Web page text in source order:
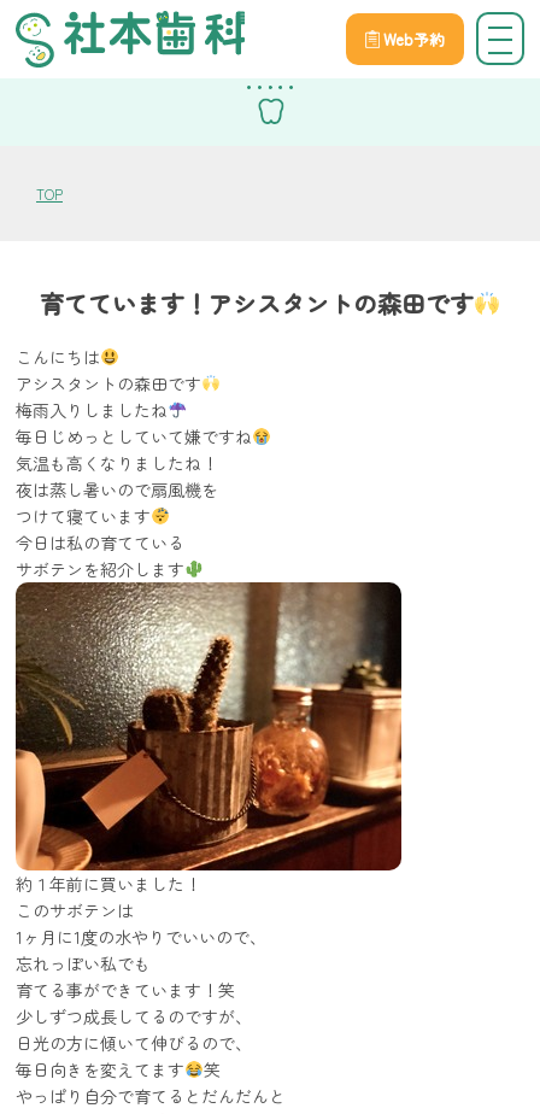
Web予約
スタッフブログ
TOP
育てています！アシスタントの森田です
こんにちは
アシスタントの森田です
梅雨入りしましたね
毎日じめっとしていて嫌ですね
気温も高くなりましたね！
夜は蒸し暑いので扇風機を
つけて寝ています
今日は私の育てている
サボテンを紹介します
約１年前に買いました！
このサボテンは
1ヶ月に1度の水やりでいいので、
忘れっぽい私でも
育てる事ができています！笑
少しずつ成長してるのですが、
日光の方に傾いて伸びるので、
毎日向きを変えてます
笑
やっぱり自分で育てるとだんだんと